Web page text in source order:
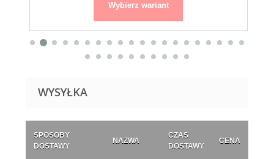
Wybierz wariant
WYSYŁKA
SPOSOBY
DOSTAWY
NAZWA
CZAS
DOSTAWY
CENA